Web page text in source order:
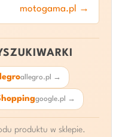
motogama.pl →
allegro.pl →
google.pl →
produktu w sklepie.